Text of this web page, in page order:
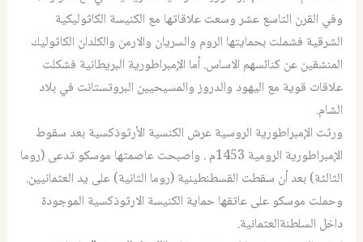
وفي القرن التاسع عشر وسعت علاقاتها مع الكنيسة الكاثوليكية
الشرقية فشملت بحمايتها الروم والسريان والارمن والكلدان الكاثوليك
المنشقين عن كنائسهم الاساس. أما الإمبراطورية البريطانية فشكلت
علاقات قوية مع اليهود والدروز والمسيحيين البروتستانت في بلاد
الشام.
ورثت الإمبراطورية الروسية عرش الكنسية الأرثوذكسية بعد سقوط
الإمبراطورية الرومية 1453م . واصبحت عاصمتها موسكو تدعى (روما
الثالثة) بعد أن سقطت القسطنطينية (روما الثانية) على يد العثمانيين.
وحملت موسكو على عاتقها حماية الكنيسة الارثوذكسية الموجودة
داخل السلطنةالعثمانية.